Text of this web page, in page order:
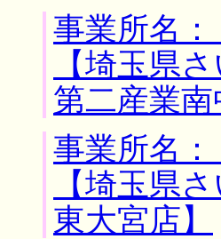
事業所名
【埼玉県
第二産業南
事業所名
【埼玉県
東大宮店】